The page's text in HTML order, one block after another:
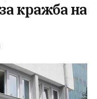
кражба на